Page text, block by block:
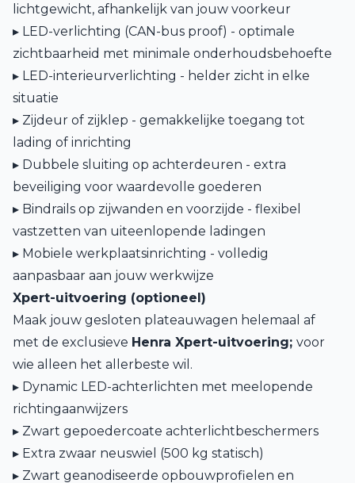
lichtgewicht, afhankelijk van jouw voorkeur
▸ LED-verlichting (CAN-bus proof) - optimale
zichtbaarheid met minimale onderhoudsbehoefte
▸ LED-interieurverlichting - helder zicht in elke
situatie
▸ Zijdeur of zijklep - gemakkelijke toegang tot
lading of inrichting
▸ Dubbele sluiting op achterdeuren - extra
beveiliging voor waardevolle goederen
▸ Bindrails op zijwanden en voorzijde - flexibel
vastzetten van uiteenlopende ladingen
▸ Mobiele werkplaatsinrichting - volledig
aanpasbaar aan jouw werkwijze
Xpert-uitvoering (optioneel)
Maak jouw gesloten plateauwagen helemaal af
met de exclusieve Henra Xpert-uitvoering; voor
wie alleen het allerbeste wil.
▸ Dynamic LED-achterlichten met meelopende
richtingaanwijzers
▸ Zwart gepoedercoate achterlichtbeschermers
▸ Extra zwaar neuswiel (500 kg statisch)
▸ Zwart geanodiseerde opbouwprofielen en